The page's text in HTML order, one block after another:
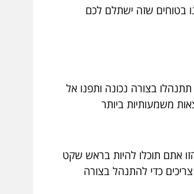
בטוחים שזה ישתלם לכם
בצורה נכונה ותפנו אל
משמעותיות ביותר
אתם תוכלו להיות בראש שקט
כדי להתנהל בצורה